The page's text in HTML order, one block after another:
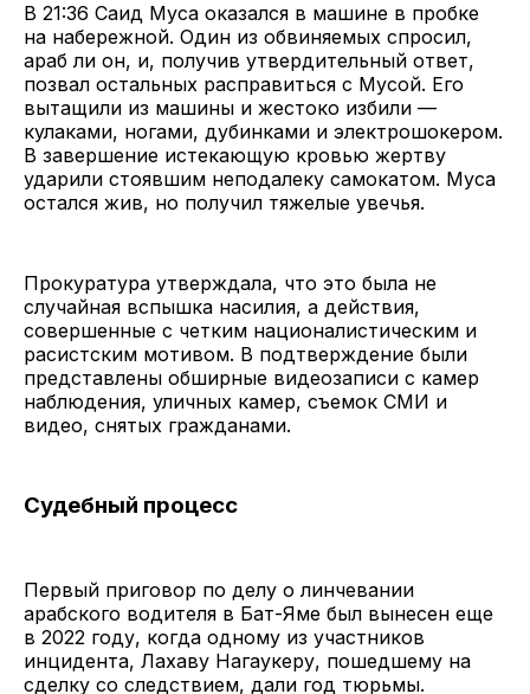
В 21:36 Саид Муса оказался в машине в пробке
на набережной. Один из обвиняемых спросил,
араб ли он, и, получив утвердительный ответ,
позвал остальных расправиться с Мусой. Его
вытащили из машины и жестоко избили —
кулаками, ногами, дубинками и электрошокером.
В завершение истекающую кровью жертву
ударили стоявшим неподалеку самокатом. Муса
остался жив, но получил тяжелые увечья.
Прокуратура утверждала, что это была не
случайная вспышка насилия, а действия,
совершенные с четким националистическим и
расистским мотивом. В подтверждение были
представлены обширные видеозаписи с камер
наблюдения, уличных камер, съемок СМИ и
видео, снятых гражданами.
Судебный процесс
Первый приговор по делу о линчевании
арабского водителя в Бат-Яме был вынесен еще
в 2022 году, когда одному из участников
инцидента, Лахаву Нагаукеру, пошедшему на
сделку со следствием, дали год тюрьмы.